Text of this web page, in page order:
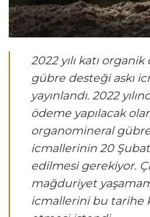
2022 yılı katı
gübre desteği askı
yayınlandı. 2022
ödeme yapılacak
organomineral
icmallerinin 20
edilmesi gerekiyor.
mağduriyet
icmallerini bu tarihe